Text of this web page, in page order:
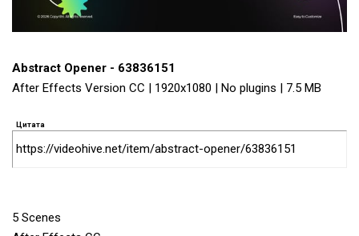
Abstract Opener - 63836151
After Effects Version CC | 1920x1080 | No plugins | 7.5 MB
Цитата
https://videohive.net/item/abstract-opener/63836151
5 Scenes